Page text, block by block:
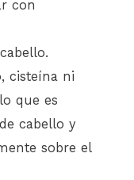
con
cisteína ni
que es
cabello y
sobre el